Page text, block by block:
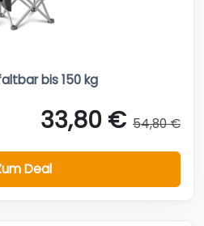
bis 150 kg
33,80 € 54,80 €
Deal